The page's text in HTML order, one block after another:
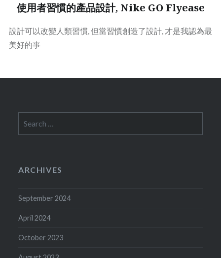
使用者習慣的產品設計, Nike GO Flyease
設計可以改變人類習慣, 但當習慣創造了設計, 才是我認為最
美好的事
for:
ARCHIVES
September 2024
April 2024
October 2023